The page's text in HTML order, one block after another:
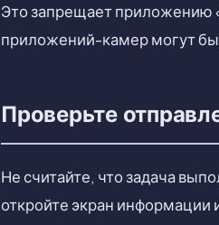
Это запрещает приложению
приложений-камер могут
Проверьте
Не считайте, что задача
откройте экран информации